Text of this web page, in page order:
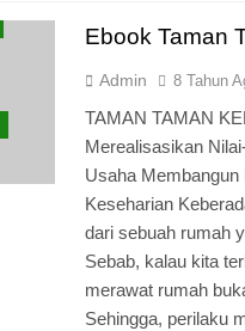
Ebook Taman
Admin 8 Tahun
TAMAN TAMAN
Merealisasikan
Usaha Membangun
Keseharian
dari sebuah rumah
Sebab, kalau kita
merawat rumah
Sehingga, perilaku